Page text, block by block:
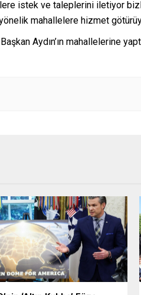
istek ve taleplerini iletiyor
mahallelere hizmet
Aydın’ın mahallelerine